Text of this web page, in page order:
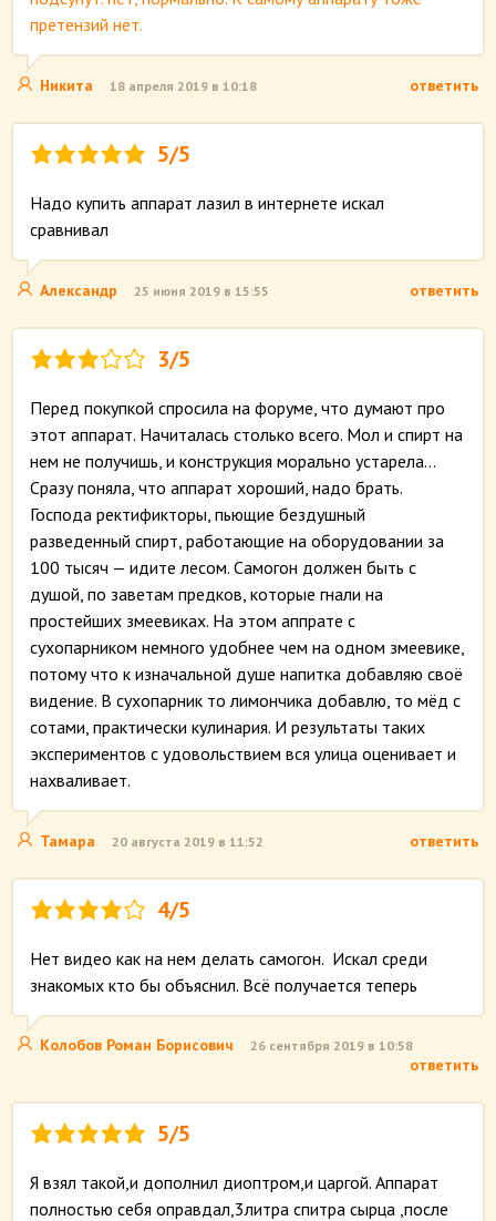
претензий нет.
Никита 18 апреля 2019 в 10:18 ответить
5/5
Надо купить аппарат лазил в интернете искал
сравнивал
Александр 25 июня 2019 в 15:55 ответить
3/5
Перед покупкой спросила на форуме, что думают про
этот аппарат. Начиталась столько всего. Мол и спирт на
нем не получишь, и конструкция морально устарела…
Сразу поняла, что аппарат хороший, надо брать.
Господа ректификторы, пьющие бездушный
разведенный спирт, работающие на оборудовании за
100 тысяч — идите лесом. Самогон должен быть с
душой, по заветам предков, которые гнали на
простейших змеевиках. На этом аппрате с
сухопарником немного удобнее чем на одном змеевике,
потому что к изначальной душе напитка добавляю своё
видение. В сухопарник то лимончика добавлю, то мёд с
сотами, практически кулинария. И результаты таких
экспериментов с удовольствием вся улица оценивает и
нахваливает.
Тамара 20 августа 2019 в 11:52 ответить
4/5
Нет видео как на нем делать самогон. Искал среди
знакомых кто бы объяснил. Всё получается теперь
Колобов Роман Борисович 26 сентября 2019 в 10:58
ответить
5/5
Я взял такой,и дополнил диоптром,и царгой. Аппарат
полностью себя оправдал,3литра спитра сырца ,после